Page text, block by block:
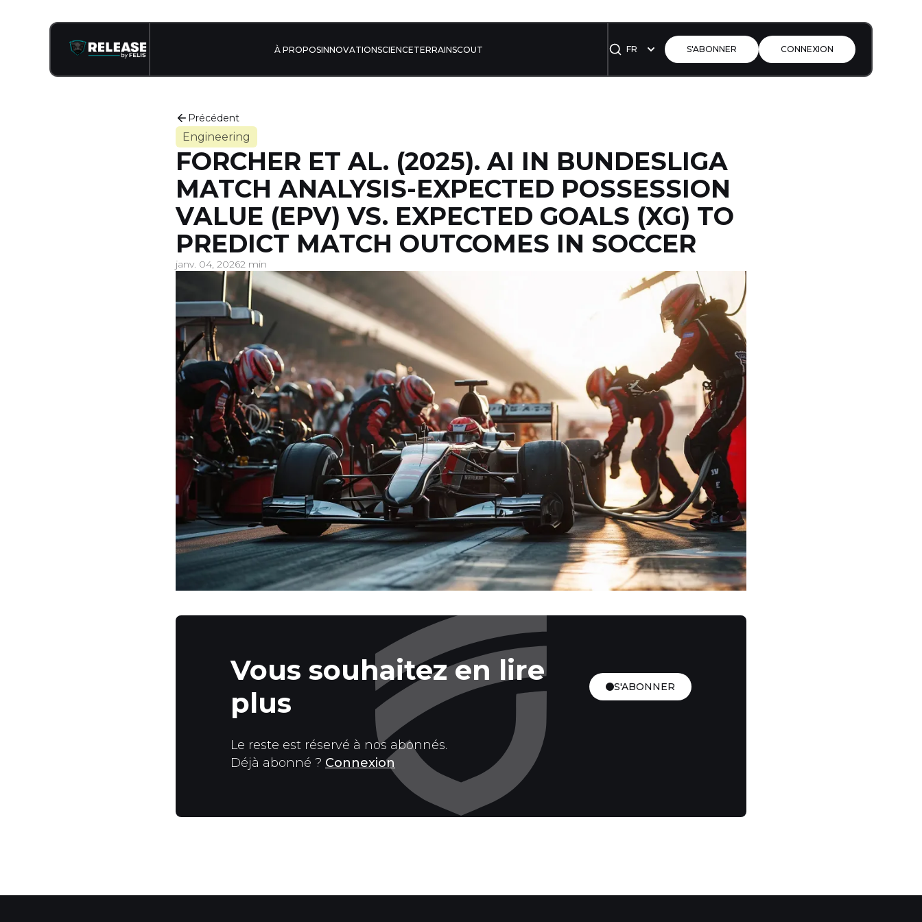
INNOVATIONSCIENCETERRAINSCOUT
À PROPOS FR S'ABONNER CONNEXION
Précédent
Engineering
FORCHER ET AL. (2025). AI IN BUNDESLIGA
MATCH ANALYSIS-EXPECTED POSSESSION
VALUE (EPV) VS. EXPECTED GOALS (XG) TO
PREDICT MATCH OUTCOMES IN SOCCER
janv. 04, 20262 min
Vous souhaitez en lire
plus
S'ABONNER
Le reste est réservé à nos abonnés.
Déjà abonné ? Connexion